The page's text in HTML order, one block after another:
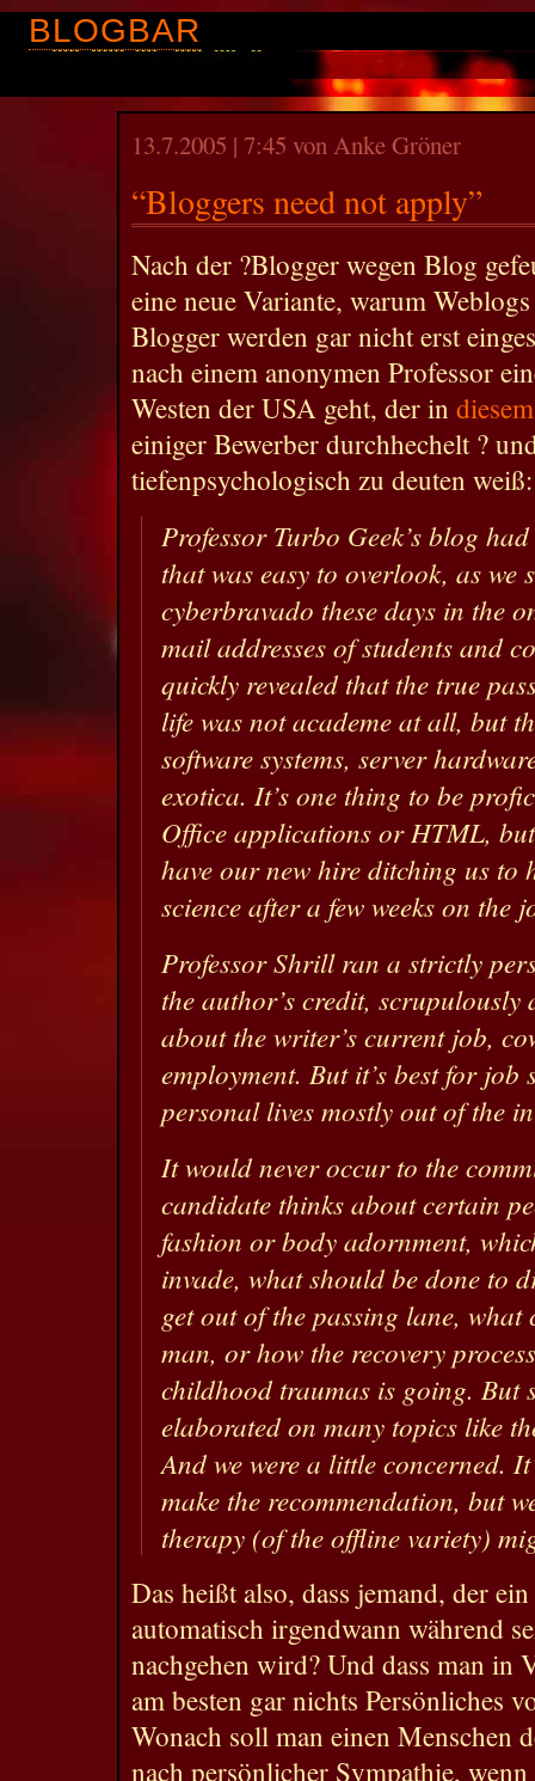
BLOGBAR
13.7.2005 | 7:45 von Anke Gröner
“Bloggers need not apply”
Nach der ?Blogger wegen Blog
eine neue Variante, warum
Blogger werden gar nicht erst
nach einem anonymen Professor
Westen der USA geht, der in
einiger Bewerber durchhechelt ?
tiefenpsychologisch zu deuten weiß:
Professor Turbo Geek’s blog
that was easy to overlook, as we
cyberbravado these days in the
mail addresses of students and
quickly revealed that the true
life was not academe at all, but
software systems, server
exotica. It’s one thing to be
Office applications or HTML,
have our new hire ditching us to
science after a few weeks on the
Professor Shrill ran a strictly
the author’s credit, scrupulously
about the writer’s current job,
employment. But it’s best for job
personal lives mostly out of the
It would never occur to the
candidate thinks about certain
fashion or body adornment,
invade, what should be done to
get out of the passing lane, what
man, or how the recovery
childhood traumas is going. But
elaborated on many topics like
And we were a little concerned.
make the recommendation, but
therapy (of the offline variety)
Das heißt also, dass jemand, der
automatisch irgendwann während
nachgehen wird? Und dass man in
am besten gar nichts Persönliches
Wonach soll man einen Menschen
nach persönlicher Sympathie,